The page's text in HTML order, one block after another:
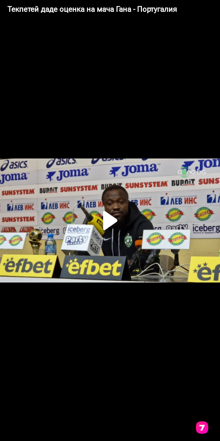
Текпетей даде оценка на мача Гана - Португалия